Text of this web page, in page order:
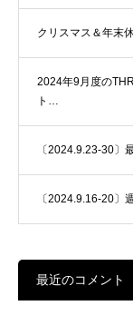
クリスマス＆年末
2024年9月度の
ト…
〔2024.9.23-30〕
〔2024.9.16-20〕
最近のコメント